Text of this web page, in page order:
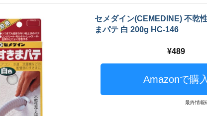
セメダイン(CEMEDINE) 不乾
まパテ 白 200g HC-146
489
最終情報